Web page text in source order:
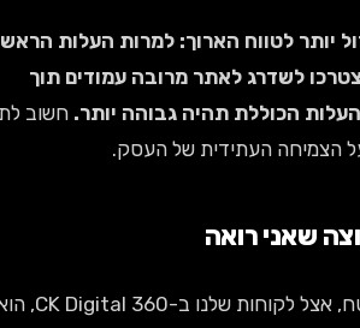
לטווח הארוך: למרות העלות הראשונית
לאתר מרובה עמודים תוך
תהיה גבוהה יותר.חשוב לתכנן
העתידית של העסק.
רואה
מה שאני רואה בשטח, אצל לקוחות שלנו ב-CK Digital 360, הוא